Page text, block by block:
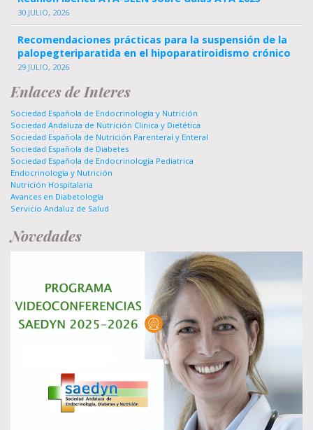
30 JULIO, 2026
Recomendaciones prácticas para la suspensión de la
palopegteriparatida en el hipoparatiroidismo crónico
29 JULIO, 2026
Enlaces de Interes
Sociedad Española de Endocrinología y Nutrición
Sociedad Andaluza de Nutrición Clinica y Dietética
Sociedad Española de Nutrición Parenteral y Enteral
Sociedad Española de Diabetes
Sociedad Española de Endocrinología Pediatrica
Endocrinología y Nutrición
Nutrición Hospitalaria
Avances en Diabetología
Servicio Andaluz de Salud
Novedades